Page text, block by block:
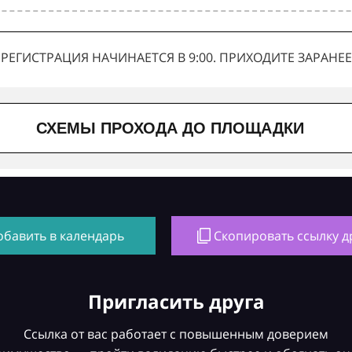
РЕГИСТРАЦИЯ НАЧИНАЕТСЯ В 9:00. ПРИХОДИТЕ ЗАРАНЕЕ
СХЕМЫ ПРОХОДА ДО ПЛОЩАДКИ
в календарь Скопировать ссылку
Пригласить друга
Ссылка от вас работает с повышенным доверием